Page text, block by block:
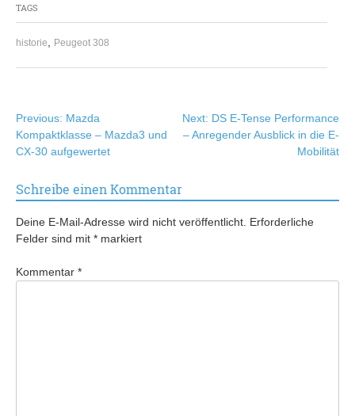
TAGS
historie Peugeot 308
Beitragsnavigation
Previous: Mazda
Kompaktklasse – Mazda3 und
CX-30 aufgewertet
Next: DS E-Tense Performance
– Anregender Ausblick in die E-
Mobilität
Schreibe einen Kommentar
Deine E-Mail-Adresse wird nicht veröffentlicht. Erforderliche
Felder sind mit * markiert
Kommentar *